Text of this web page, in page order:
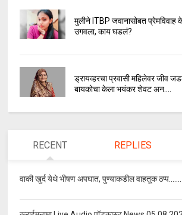
मुलीने ITBP जवानासोबत प्रेमविवाह
उगवला, काय घडलं?
ड्रायव्हरचा प्रवासी महिलेवर जीव
बायकोचा केला भयंकर शेवट अन....
RECENT REPLIES
वाकी खुर्द येथे भीषण अपघात, पुण्याकडील वाहतूक ठप्प.......